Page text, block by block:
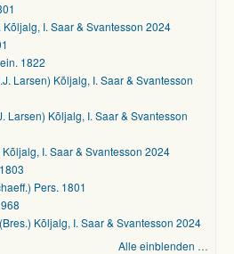
I. Saar & Svantesson 2024
1822
Larsen) Kõljalg, I. Saar & Svantesson
Larsen) Kõljalg, I. Saar & Svantesson
I. Saar & Svantesson 2024
Pers. 1801
Kõljalg, I. Saar & Svantesson 2024
Alle einblenden …